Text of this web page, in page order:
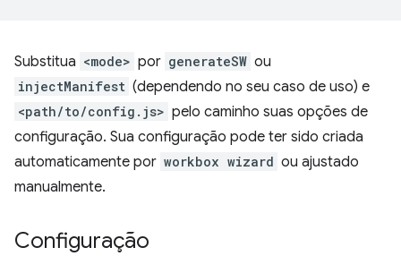
Substitua <mode> por generateSW ou
injectManifest (dependendo no seu caso de uso) e
<path/to/config.js> pelo caminho suas opções de
configuração. Sua configuração pode ter sido criada
automaticamente por workbox wizard ou ajustado
manualmente.
Configuração